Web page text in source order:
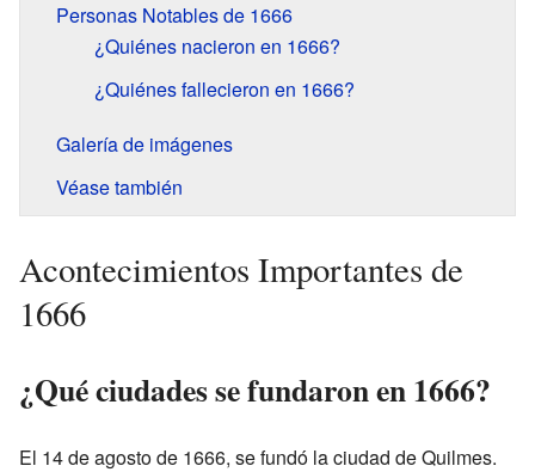
Personas Notables de 1666
¿Quiénes nacieron en 1666?
¿Quiénes fallecieron en 1666?
Galería de imágenes
Véase también
Acontecimientos Importantes de
1666
¿Qué ciudades se fundaron en 1666?
El 14 de agosto de 1666, se fundó la ciudad de Quilmes.